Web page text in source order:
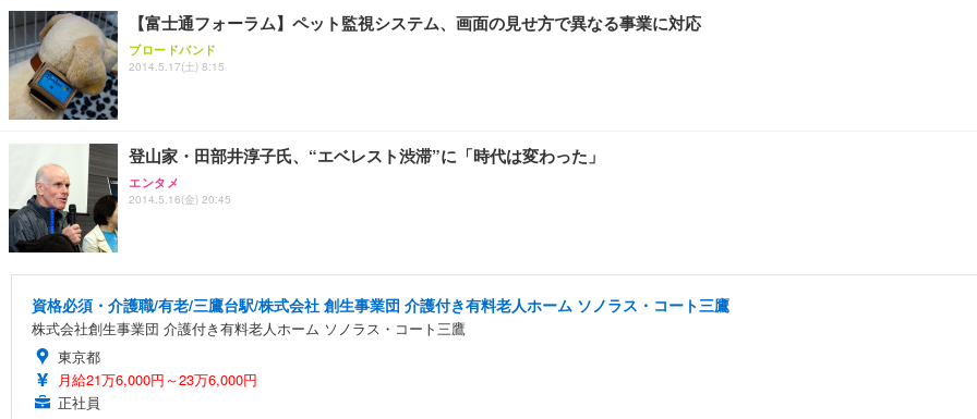
【富士通フォーラム】ペット監視システム、画面の見せ方で異なる事業に対応
ブロードバンド
2014.5.17(土) 8:15
登山家・田部井淳子氏、“エベレスト渋滞”に「時代は変わった」
エンタメ
2014.5.16(金) 20:45
資格必須・介護職/有老/三鷹台駅/株式会社 創生事業団 介護付き有料老人ホーム ソノラス・コート三鷹
株式会社創生事業団 介護付き有料老人ホーム ソノラス・コート三鷹
東京都
月給21万6,000円～23万6,000円
正社員